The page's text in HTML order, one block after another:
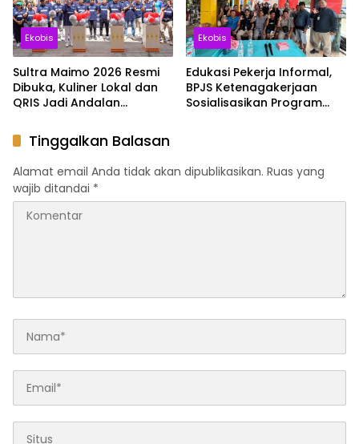
Ekobis
Sultra Maimo 2026 Resmi
Dibuka, Kuliner Lokal dan
QRIS Jadi Andalan
Ekobis
Edukasi Pekerja Informal,
BPJS Ketenagakerjaan
Sosialisasikan Program
Tinggalkan Balasan
Alamat email Anda tidak akan dipublikasikan. Ruas yang
wajib ditandai *